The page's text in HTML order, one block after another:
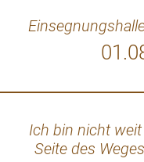
Ich bin nicht
Seite des